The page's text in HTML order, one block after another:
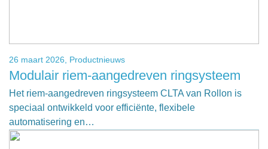
26 maart 2026, Productnieuws
Modulair riem-aangedreven ringsysteem
Het riem-aangedreven ringsysteem CLTA van Rollon is
speciaal ontwikkeld voor efficiënte, flexibele
automatisering en…